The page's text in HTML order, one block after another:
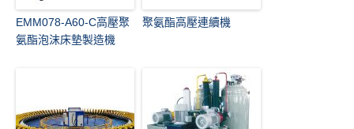
EMM078-A60-C高壓聚
氨酯泡沫床墊製造機
聚氨酯高壓連續機